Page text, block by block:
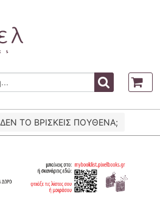
ΔΕΝ ΤΟ ΒΡΙΣΚΕΙΣ ΠΟΥΘΕΝΑ;